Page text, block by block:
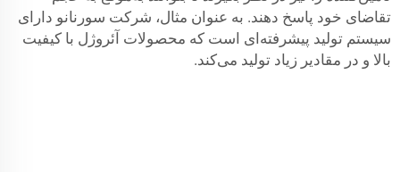
تقاضای خود پاسخ دهند. به عنوان مثال، شرکت سورنانو دارای
سیستم تولید پیشرفته‌ای است که محصولات آئروژل با کیفیت
بالا و در مقادیر زیاد تولید می‌کند.